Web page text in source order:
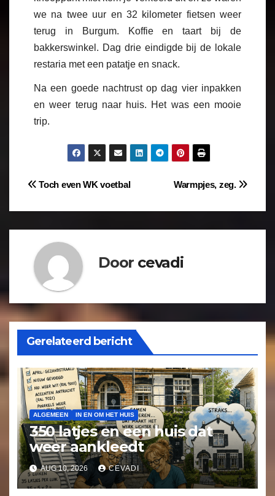
we na twee uur en 32 kilometer fietsen weer
terug in Burgum. Koffie en taart bij de
bakkerswinkel. Dag drie eindigde bij de lokale
restaria met een patatje en snack.
Na een goede nachtrust op dag vier inpakken
en weer terug naar huis. Het was een mooie
trip.
Warmpjes, zeg.
Toch even WK voetbal
Door cevadi
Gerelateerd bericht
ALGEMEEN IN EN OM HET HUIS
350 latjes en een huis dat
weer aankleedt
AUG 10, 2026 CEVADI